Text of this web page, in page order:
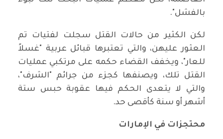
بالفشل".
لكن الكثير من حالات القتل سجلت لفتيات تم
العثور عليهن، والتي تعتبرها قبائل عربية "غسلاً
للعار"، ويخفف القضاء حكمه على مرتكبي عمليات
القتل تلك، ويصنفها كجزء من جرائم "الشرف"،
والتي لا يتعدى الحكم فيها عقوبة حبس ستة
أشهر أو سنة كأقصى حد.
محتجزات في الإمارات